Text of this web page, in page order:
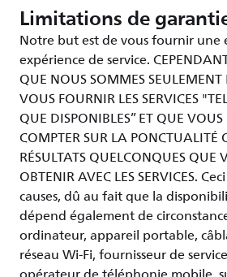
Limitations de
Notre but est de vous fournir une
expérience de service.
QUE NOUS SOMMES SEULEMENT
VOUS FOURNIR LES SERVICES
QUE DISPONIBLES” ET QUE
COMPTER SUR LA PONCTUALITÉ
RÉSULTATS QUELCONQUES QUE
OBTENIR AVEC LES SERVICES.
causes, dû au fait que la
dépend également de
ordinateur, appareil portable,
réseau Wi-Fi, fournisseur de